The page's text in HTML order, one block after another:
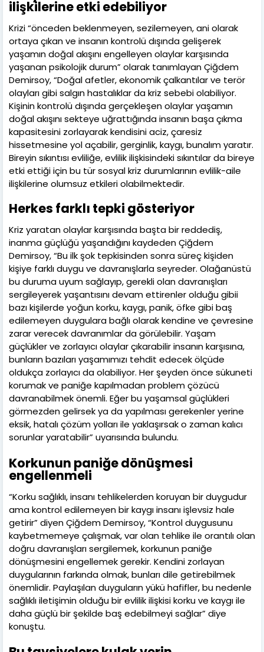
ilişkilerine etki edebiliyor
Krizi “önceden beklenmeyen, sezilemeyen, ani olarak
ortaya çıkan ve insanın kontrolü dışında gelişerek
yaşamın doğal akışını engelleyen olaylar karşısında
yaşanan psikolojik durum” olarak tanımlayan Çiğdem
Demirsoy, “Doğal afetler, ekonomik çalkantılar ve terör
olayları gibi salgın hastalıklar da kriz sebebi olabiliyor.
Kişinin kontrolü dışında gerçekleşen olaylar yaşamın
doğal akışını sekteye uğrattığında insanın başa çıkma
kapasitesini zorlayarak kendisini aciz, çaresiz
hissetmesine yol açabilir, gerginlik, kaygı, bunalım yaratır.
Bireyin sıkıntısı evliliğe, evlilik ilişkisindeki sıkıntılar da bireye
etki ettiği için bu tür sosyal kriz durumlarının evlilik-aile
ilişkilerine olumsuz etkileri olabilmektedir.
Herkes farklı tepki gösteriyor
Kriz yaratan olaylar karşısında başta bir reddediş,
inanma güçlüğü yaşandığını kaydeden Çiğdem
Demirsoy, “Bu ilk şok tepkisinden sonra süreç kişiden
kişiye farklı duygu ve davranışlarla seyreder. Olağanüstü
bu duruma uyum sağlayıp, gerekli olan davranışları
sergileyerek yaşantısını devam ettirenler olduğu gibii
bazı kişilerde yoğun korku, kaygı, panik, öfke gibi baş
edilemeyen duygulara bağlı olarak kendine ve çevresine
zarar verecek davranımlar da görülebilir. Yaşam
güçlükler ve zorlayıcı olaylar çıkarabilir insanın karşısına,
bunların bazıları yaşamımızı tehdit edecek ölçüde
oldukça zorlayıcı da olabiliyor. Her şeyden önce sükuneti
korumak ve paniğe kapılmadan problem çözücü
davranabilmek önemli. Eğer bu yaşamsal güçlükleri
görmezden gelirsek ya da yapılması gerekenler yerine
eksik, hatalı çözüm yolları ile yaklaşırsak o zaman kalıcı
sorunlar yaratabilir” uyarısında bulundu.
Korkunun paniğe dönüşmesi
engellenmeli
“Korku sağlıklı, insanı tehlikelerden koruyan bir duygudur
ama kontrol edilemeyen bir kaygı insanı işlevsiz hale
getirir” diyen Çiğdem Demirsoy, “Kontrol duygusunu
kaybetmemeye çalışmak, var olan tehlike ile orantılı olan
doğru davranışları sergilemek, korkunun paniğe
dönüşmesini engellemek gerekir. Kendini zorlayan
duygularının farkında olmak, bunları dile getirebilmek
önemlidir. Paylaşılan duyguların yükü hafifler, bu nedenle
sağlıklı iletişimin olduğu bir evlilik ilişkisi korku ve kaygı ile
daha güçlü bir şekilde baş edebilmeyi sağlar” diye
konuştu.